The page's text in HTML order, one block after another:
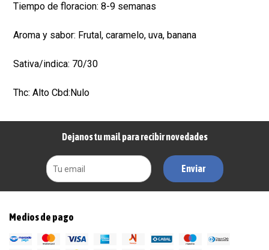
Tiempo de floracion: 8-9 semanas
Aroma y sabor: Frutal, caramelo, uva, banana
Sativa/indica: 70/30
Thc: Alto Cbd:Nulo
Dejanos tu mail para recibir novedades
Enviar
Medios de pago